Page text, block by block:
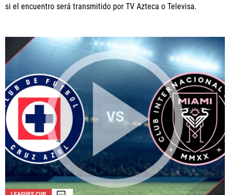
si el encuentro será transmitido por TV Azteca o Televisa.